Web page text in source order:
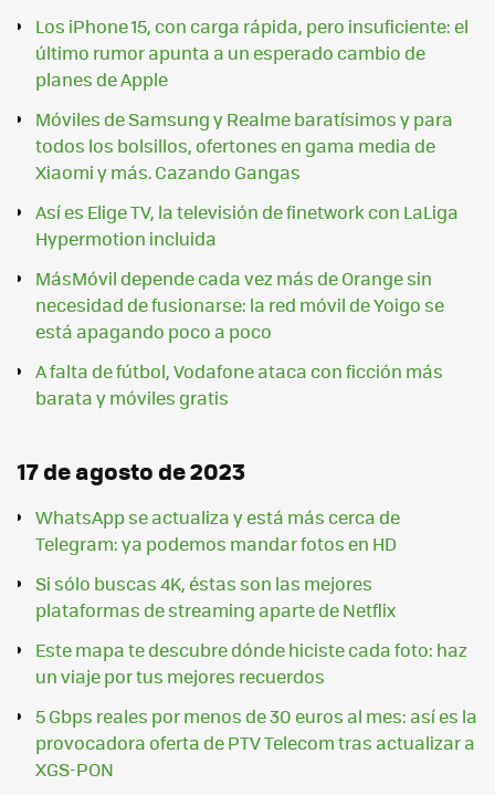
Los iPhone 15, con carga rápida, pero insuficiente: el
último rumor apunta a un esperado cambio de
planes de Apple
Móviles de Samsung y Realme baratísimos y para
todos los bolsillos, ofertones en gama media de
Xiaomi y más. Cazando Gangas
Así es Elige TV, la televisión de finetwork con LaLiga
Hypermotion incluida
MásMóvil depende cada vez más de Orange sin
necesidad de fusionarse: la red móvil de Yoigo se
está apagando poco a poco
A falta de fútbol, Vodafone ataca con ficción más
barata y móviles gratis
17 de agosto de 2023
WhatsApp se actualiza y está más cerca de
Telegram: ya podemos mandar fotos en HD
Si sólo buscas 4K, éstas son las mejores
plataformas de streaming aparte de Netflix
Este mapa te descubre dónde hiciste cada foto: haz
un viaje por tus mejores recuerdos
5 Gbps reales por menos de 30 euros al mes: así es la
provocadora oferta de PTV Telecom tras actualizar a
XGS-PON